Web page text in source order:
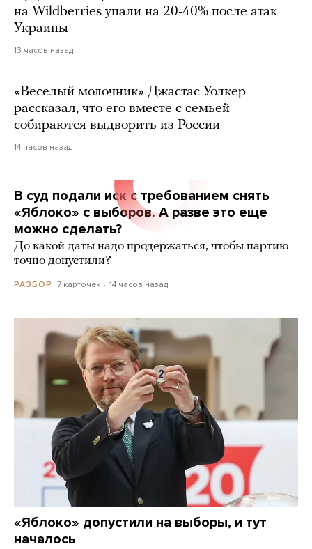
на Wildberries упали на 20-40% после атак
Украины
13 часов назад
«Веселый молочник» Джастас Уолкер
рассказал, что его вместе с семьей
собираются выдворить из России
14 часов назад
В суд подали иск с требованием снять
«Яблоко» с выборов. А разве это еще
можно сделать?
До какой даты надо продержаться, чтобы партию
точно допустили?
РАЗБОР 7 карточек 14 часов назад
«Яблоко» допустили на выборы, и тут
началось